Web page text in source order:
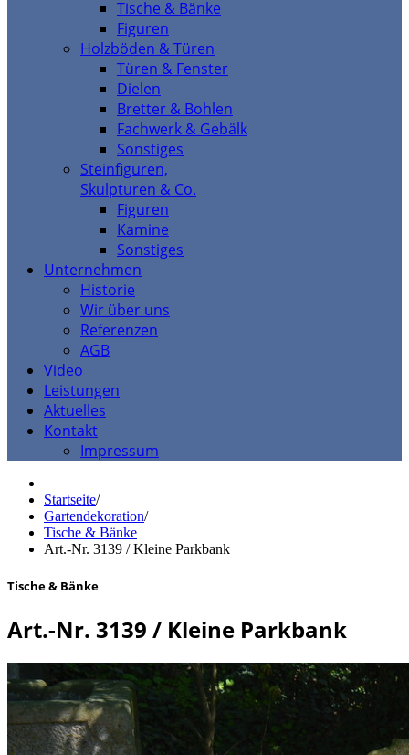
Tische & Bänke
Figuren
Holzböden & Türen
Türen & Fenster
Dielen
Bretter & Bohlen
Fachwerk & Gebälk
Sonstiges
Steinfiguren,
Skulpturen & Co.
Figuren
Kamine
Sonstiges
Unternehmen
Historie
Wir über uns
Referenzen
AGB
Video
Leistungen
Aktuelles
Kontakt
Impressum
Startseite/
Gartendekoration/
Tische & Bänke
Art.-Nr. 3139 / Kleine Parkbank
Tische & Bänke
Art.-Nr. 3139 / Kleine Parkbank